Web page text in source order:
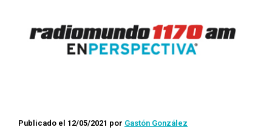
Publicado el 12/05/2021 por Gastón González